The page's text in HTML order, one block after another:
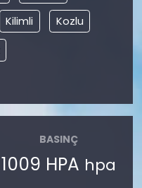
Kilimli
Kozlu
BASINÇ
1009 HPA hpa